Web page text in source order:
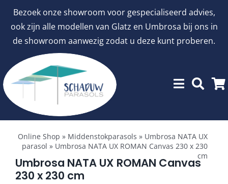
Bezoek onze showroom voor gespecialiseerd advies,
ook zijn alle modellen van Glatz en Umbrosa bij ons in
de showroom aanwezig zodat u deze kunt proberen.
inhoud
Toggle
Navigation
aanbiedingen
Online Shop » Middenstokparasols » Umbrosa NATA UX
parasol » Umbrosa NATA UX ROMAN Canvas 230 x 230
cm
Umbrosa NATA UX ROMAN Canvas
230 x 230 cm